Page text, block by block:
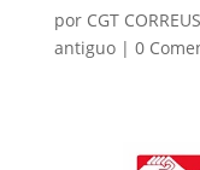
por CGT
antiguo| 0